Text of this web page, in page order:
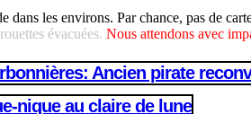
les environs. Par chance, pas de
évacuées. Nous attendons avec